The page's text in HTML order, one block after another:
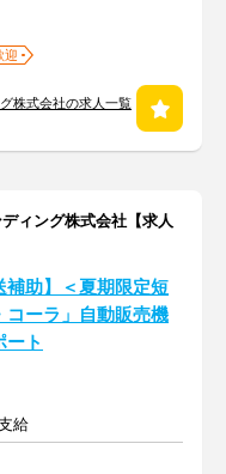
迎
株式会社の求人一覧
ィング株式会社【求人
補助】＜夏期限定短
コーラ」自動販売機
ート
給